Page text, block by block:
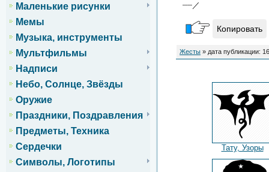
Маленькие рисунки
Мемы
Музыка, инструменты
Мультфильмы
Надписи
Небо, Солнце, Звёзды
Оружие
Праздники, Поздравления
Предметы, Техника
Сердечки
Символы, Логотипы
┈┈／
Копировать
Жесты » дата публикации:
Тату, Узоры